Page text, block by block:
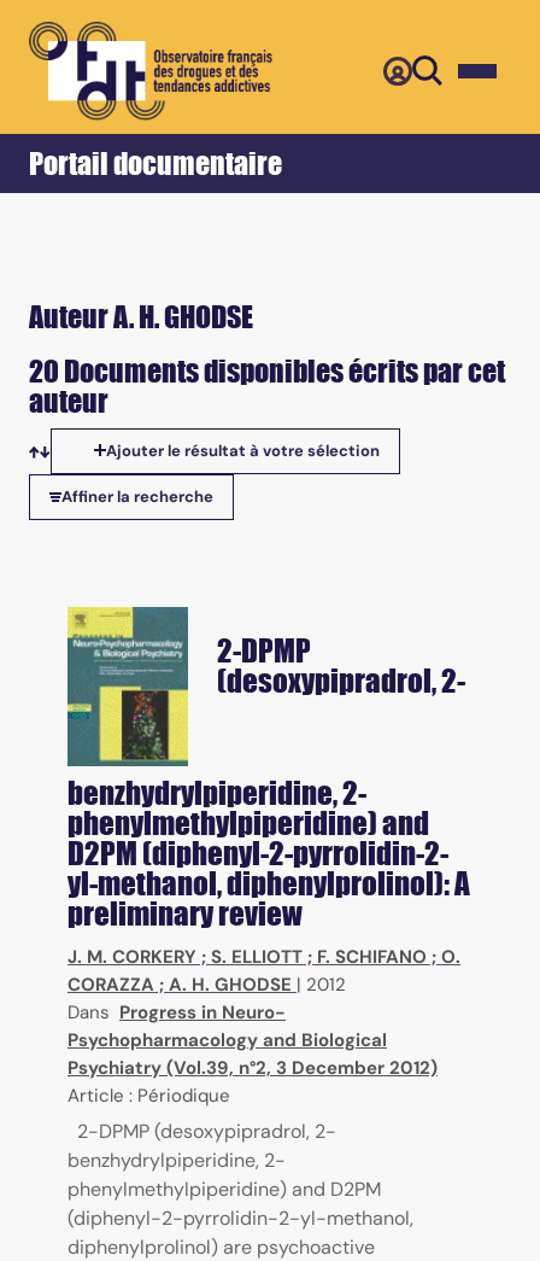
Portail documentaire
Accueil Retour
Auteur A. H. GHODSE
20 Documents disponibles écrits par cet
auteur
Tris disponibles
Ajouter le résultat à votre sélection
Affiner la recherche
2-DPMP
(desoxypipradrol, 2-
benzhydrylpiperidine, 2-
phenylmethylpiperidine) and
D2PM (diphenyl-2-pyrrolidin-2-
yl-methanol, diphenylprolinol): A
preliminary review
J. M. CORKERY ; S. ELLIOTT ; F. SCHIFANO ; O.
CORAZZA ; A. H. GHODSE | 2012
Dans Progress in Neuro-
Psychopharmacology and Biological
Psychiatry (Vol.39, n°2, 3 December 2012)
Article : Périodique
2-DPMP (desoxypipradrol, 2-
benzhydrylpiperidine, 2-
phenylmethylpiperidine) and D2PM
(diphenyl-2-pyrrolidin-2-yl-methanol,
diphenylprolinol) are psychoactive